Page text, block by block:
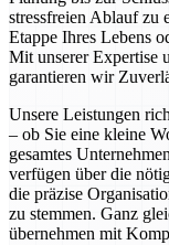
stressfreien Ablauf zu
Etappe Ihres Lebens
Mit unserer Expertise
garantieren wir
Unsere Leistungen
– ob Sie eine kleine
gesamtes
verfügen über die
die präzise
zu stemmen. Ganz
übernehmen mit